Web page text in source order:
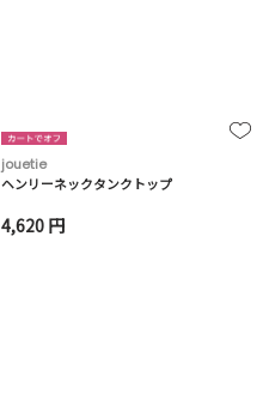
jouetie
ヘンリーネックタンクトップ
4,620 円